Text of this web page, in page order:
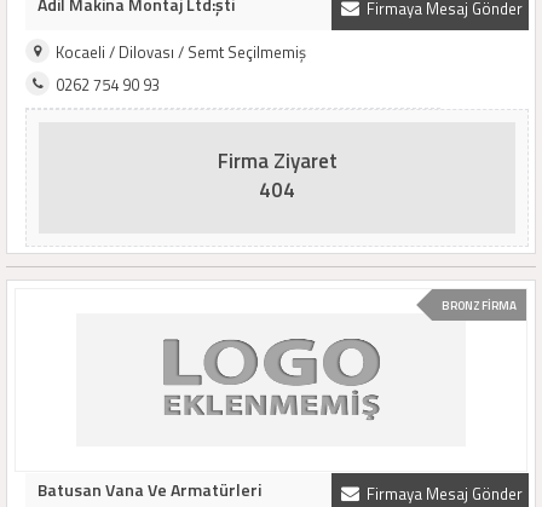
Firmaya Mesaj Gönder
Kocaeli / Dilovası / Semt Seçilmemiş
0262 754 90 93
Firma Ziyaret
404
BRONZ FİRMA
Firmaya Mesaj Gönder
Batusan Vana Ve Armatürleri